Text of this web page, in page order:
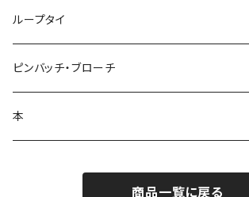
ループタイ
ピンバッチ・ブローチ
本
商品一覧に戻る